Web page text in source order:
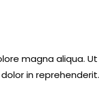
magna aliqua.
in